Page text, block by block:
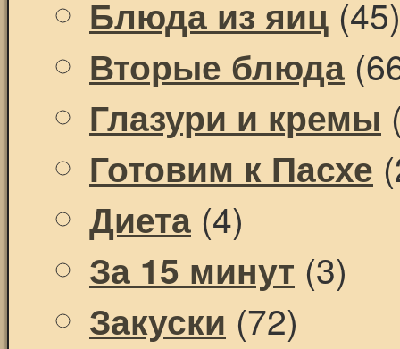
Блюда из яиц (45)
Вторые блюда
Глазури и кремы
Готовим к Пасхе
Диета (4)
За 15 минут (3)
Закуски (72)